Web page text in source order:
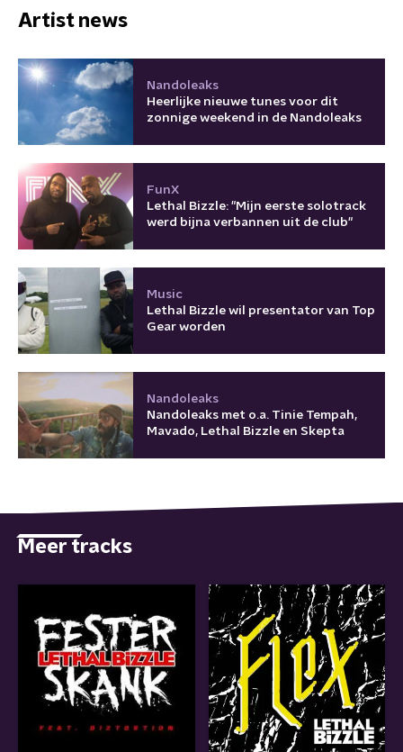
Artist news
Nandoleaks
Heerlijke nieuwe tunes voor dit
zonnige weekend in de Nandoleaks
FunX
Lethal Bizzle: "Mijn eerste solotrack
werd bijna verbannen uit de club"
Music
Lethal Bizzle wil presentator van Top
Gear worden
Nandoleaks
Nandoleaks met o.a. Tinie Tempah,
Mavado, Lethal Bizzle en Skepta
Meer tracks